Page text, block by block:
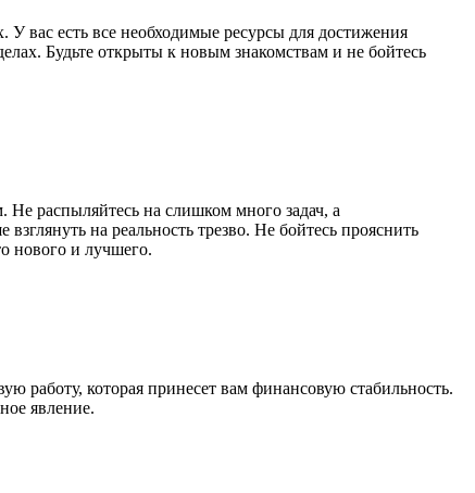
вас есть все необходимые ресурсы для достижения
Будьте открыты к новым знакомствам и не бойтесь
Не распыляйтесь на слишком много задач, а
на реальность трезво. Не бойтесь прояснить
нового и лучшего.
работу, которая принесет вам финансовую стабильность.
явление.